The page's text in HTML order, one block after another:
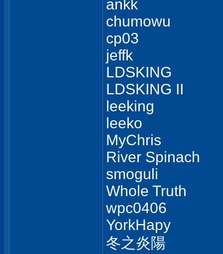
ankk
chumowu
cp03
jeffk
LDSKING
LDSKING II
leeking
leeko
MyChris
River Spinach
smoguli
Whole Truth
wpc0406
YorkHapy
冬之炎陽